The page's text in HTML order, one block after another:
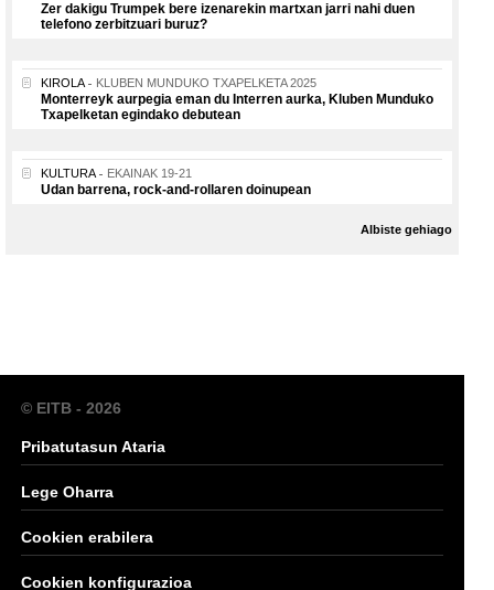
Zer dakigu Trumpek bere izenarekin martxan jarri nahi duen
telefono zerbitzuari buruz?
KIROLA KLUBEN MUNDUKO TXAPELKETA 2025
Monterreyk aurpegia eman du Interren aurka, Kluben Munduko
Txapelketan egindako debutean
KULTURA EKAINAK 19-21
Udan barrena, rock-and-rollaren doinupean
Albiste gehiago
© EITB - 2026
Pribatutasun Ataria
Lege Oharra
Cookien erabilera
Cookien konfigurazioa